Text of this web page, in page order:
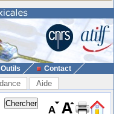
Outils Contact
Aide